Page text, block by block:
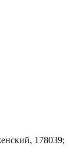
178039;